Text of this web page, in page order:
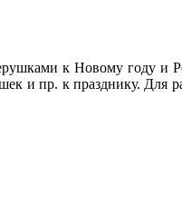
к Новому году и
и пр. к празднику.